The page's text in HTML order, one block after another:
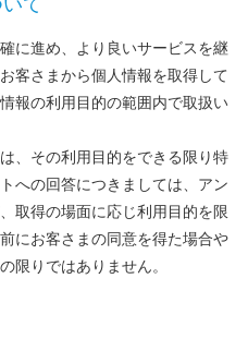
に進め、より良いサービスを継
客さまから個人情報を取得して
報の利用目的の範囲内で取扱い
、その利用目的をできる限り特
への回答につきましては、アン
取得の場面に応じ利用目的を限
にお客さまの同意を得た場合や
限りではありません。